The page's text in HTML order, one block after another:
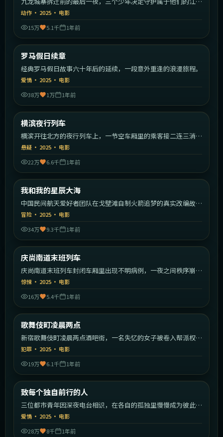
湖。
动作 · 2025 · 电影
15万
5.1千 1年前
最新
罗马假日续章
经典罗马假日故事六十年后的延续，一段意外重逢的浪漫旅程。
爱情 · 2025 · 电影
38万
1万 1年前
最新
横滨夜行列车
横滨开往北方的夜行列车上，一节空车厢里的乘客接二连三消
失。
悬疑 · 2025 · 电影
22万
6.6千 1年前
最新
我和我的星辰大海
中国民间航天爱好者团队在戈壁滩自制火箭追梦的真实改编故
事。
冒险 · 2025 · 电影
34万
9.3千 1年前
最新
庆尚南道末班列车
庆尚南道末班列车封闭车厢里出现不明病例，一夜之间秩序崩
塌。
惊悚 · 2025 · 电影
16万
5.4千 1年前
最新
歌舞伎町凌晨两点
新宿歌舞伎町凌晨两点酒吧街，一名失忆的女子被卷入帮派权力
斗争。
犯罪 · 2025 · 电影
19万
6.1千 1年前
最新
致每个独自前行的人
三位都市青年因深夜电台相识，在各自的孤独里慢慢成为彼此的
灯塔。
爱情 · 2025 · 电影
28万
8千 1年前